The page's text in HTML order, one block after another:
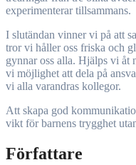
experimenterar tillsammans.
I slutändan vinner vi på att
tror vi håller oss friska och
gynnar oss alla. Hjälps vi åt
vi möjlighet att dela på
vi alla varandras kollegor.
Att skapa god
vikt för barnens trygghet
Författare